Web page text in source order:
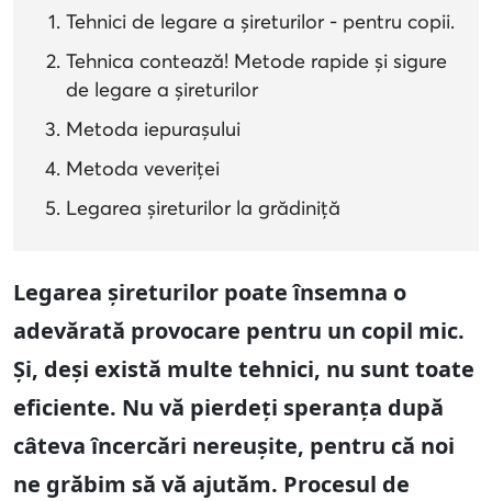
Tehnici de legare a șireturilor - pentru copii.
Tehnica contează! Metode rapide și sigure
de legare a șireturilor
Metoda iepurașului
Metoda veveriței
Legarea șireturilor la grădiniță
Legarea șireturilor poate însemna o
adevărată provocare pentru un copil mic.
Și, deși există multe tehnici, nu sunt toate
eficiente. Nu vă pierdeți speranța după
câteva încercări nereușite, pentru că noi
ne grăbim să vă ajutăm. Procesul de